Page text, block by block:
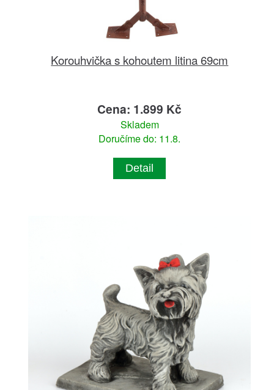
Korouhvička s kohoutem litina 69cm
Cena: 1.899 Kč
Skladem
Doručíme do: 11.8.
Detail